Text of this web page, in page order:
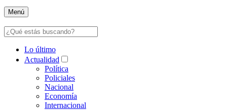
Menú
Lo último
Actualidad
Política
Policiales
Nacional
Economía
Internacional